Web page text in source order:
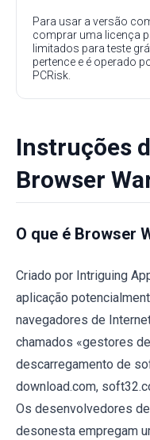
Para usar a versão
comprar uma licença
limitados para teste
pertence e é operado
PCRisk.
Instruções
Browser
O que é Browser
Criado por Intriguing
aplicação
navegadores de
chamados «gestores
descarregamento de
download.com,
Os desenvolvedores
desonesta empregam